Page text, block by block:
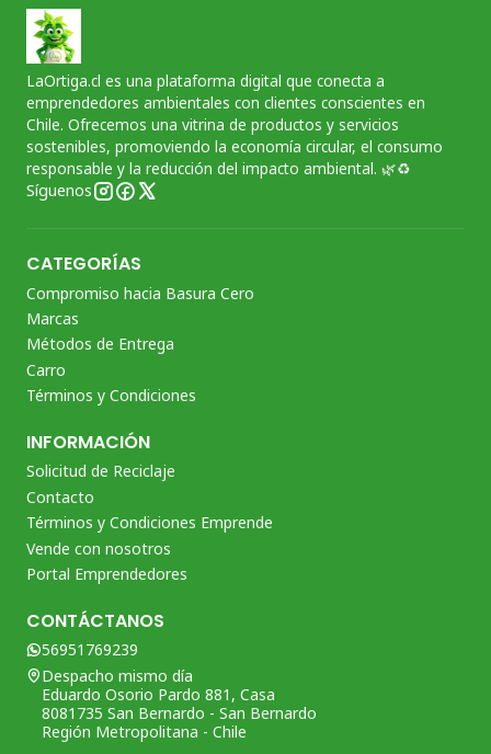
LaOrtiga.cl es una plataforma digital que conecta a
emprendedores ambientales con clientes conscientes en
Chile. Ofrecemos una vitrina de productos y servicios
sostenibles, promoviendo la economía circular, el consumo
responsable y la reducción del impacto ambiental. 🌿♻️
Síguenos
CATEGORÍAS
Compromiso hacia Basura Cero
Marcas
Métodos de Entrega
Carro
Términos y Condiciones
INFORMACIÓN
Solicitud de Reciclaje
Contacto
Términos y Condiciones Emprende
Vende con nosotros
Portal Emprendedores
CONTÁCTANOS
56951769239
Despacho mismo día
Eduardo Osorio Pardo 881, Casa
8081735 San Bernardo - San Bernardo
Región Metropolitana - Chile